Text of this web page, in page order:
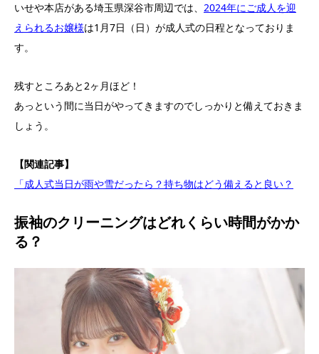
いせや本店がある埼玉県深谷市周辺では、 2024年にご成人を迎
えられるお嬢様は1月7日（日）が成人式の日程となっておりま
す。
残すところあと2ヶ月ほど！
あっという間に当日がやってきますのでしっかりと備えておきま
しょう。
【関連記事】
「成人式当日が雨や雪だったら？持ち物はどう備えると良い？
振袖のクリーニングはどれくらい時間がかか
る？